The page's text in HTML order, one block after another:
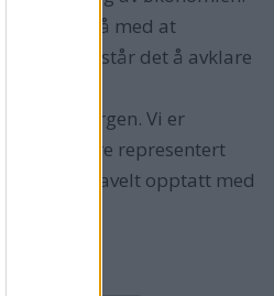
også med at
så gjenstår det å avklare
i morgen. Vi er
bør vi være representert
Høvik, travelt opptatt med